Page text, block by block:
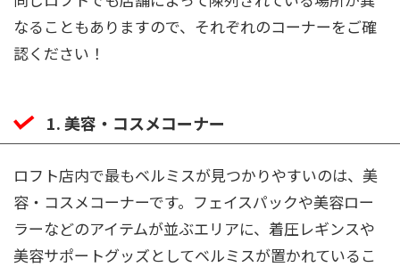
なることもありますので、それぞれのコーナーをご確
認ください！
1. 美容・コスメコーナー
ロフト店内で最もベルミスが見つかりやすいのは、美
容・コスメコーナーです。フェイスパックや美容ロー
ラーなどのアイテムが並ぶエリアに、着圧レギンスや
美容サポートグッズとしてベルミスが置かれているこ